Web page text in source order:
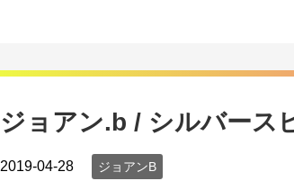
ジョアン.b / シルバース
2019-04-28 ジョアンB